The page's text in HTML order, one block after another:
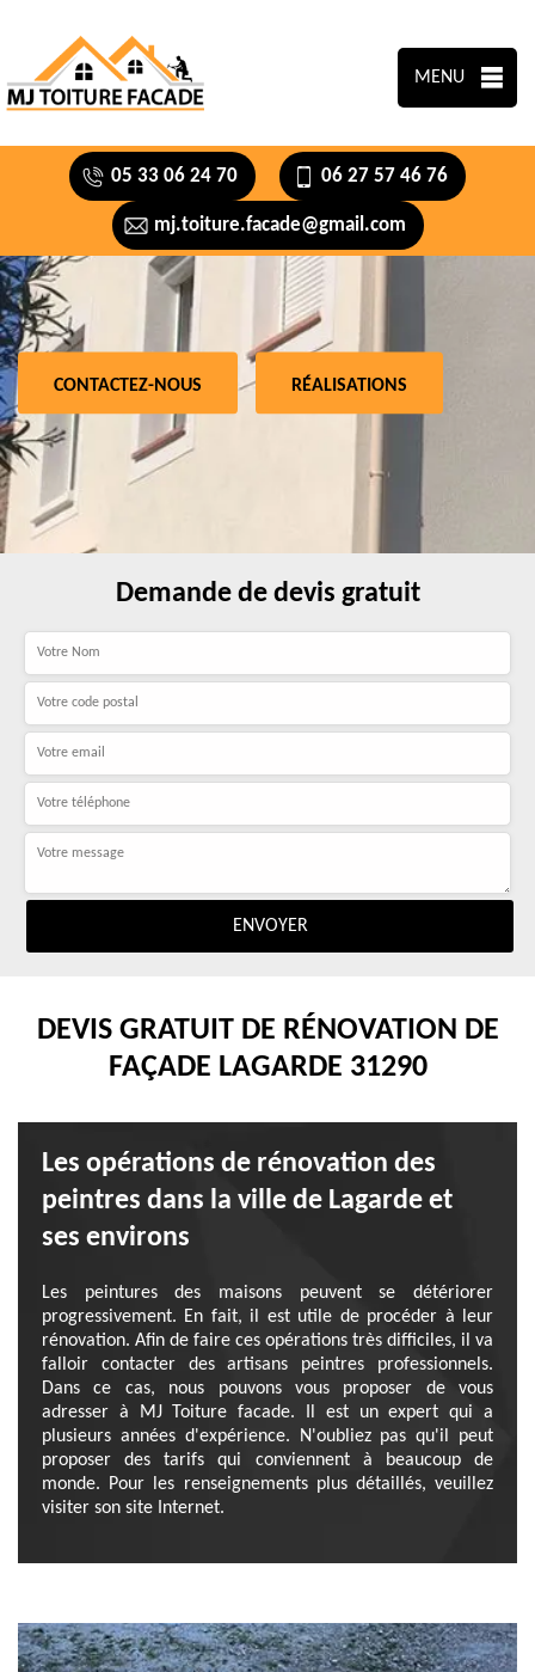
MENU
05 33 06 24 70 06 27 57 46 76
mj.toiture.facade@gmail.com
CONTACTEZ-NOUS RÉALISATIONS
Demande de devis gratuit
DEVIS GRATUIT DE RÉNOVATION DE
FAÇADE LAGARDE 31290
Les opérations de rénovation des
peintres dans la ville de Lagarde et
ses environs
Les peintures des maisons peuvent se détériorer
progressivement. En fait, il est utile de procéder à leur
rénovation. Afin de faire ces opérations très difficiles, il va
falloir contacter des artisans peintres professionnels.
Dans ce cas, nous pouvons vous proposer de vous
adresser à MJ Toiture facade. Il est un expert qui a
plusieurs années d'expérience. N'oubliez pas qu'il peut
proposer des tarifs qui conviennent à beaucoup de
monde. Pour les renseignements plus détaillés, veuillez
visiter son site Internet.